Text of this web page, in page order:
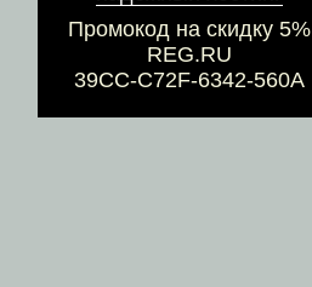
Промокод на скидку 5%
REG.RU
39CC-C72F-6342-560A